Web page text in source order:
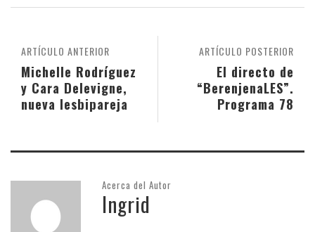
ARTÍCULO POSTERIOR
El directo de
“BerenjenaLES”.
Programa 78
ARTÍCULO ANTERIOR
Michelle Rodríguez
y Cara Delevigne,
nueva lesbipareja
Acerca del Autor
Ingrid